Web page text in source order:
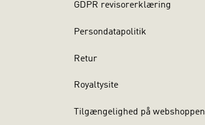
GDPR revisorerklæring
Persondatapolitik
Retur
Royaltysite
Tilgængelighed på webshoppen